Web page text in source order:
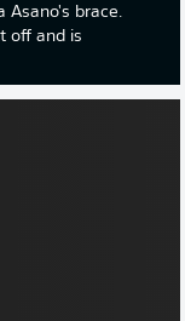
Asano's brace.
off and is